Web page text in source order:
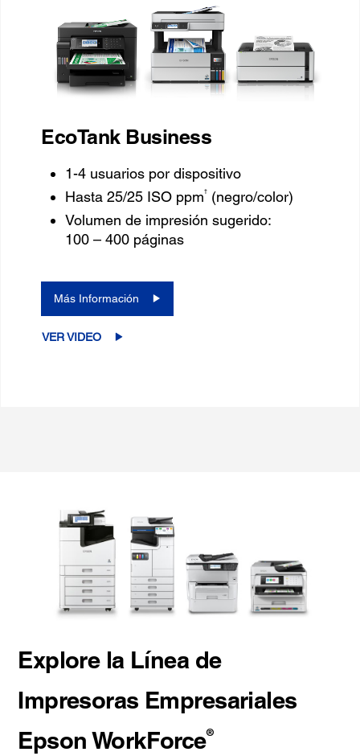
EcoTank Business
1-4 usuarios por dispositivo
Hasta 25/25 ISO ppm†
(negro/color)
Volumen de impresión sugerido:
100 – 400 páginas
Más Información
VER VIDEO
Explore la Línea de
Impresoras Empresariales
Epson WorkForce®